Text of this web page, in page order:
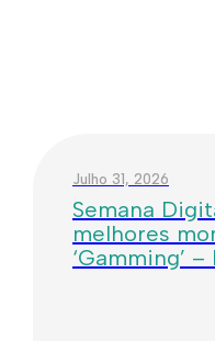
Julho 31, 2026
Semana
melhores
‘Gamming’